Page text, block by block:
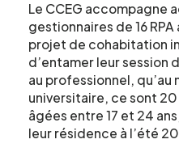
Le CCEG accompagne
gestionnaires de 16
projet de cohabitation
d’entamer leur session
au professionnel, qu’au
universitaire, ce sont
âgées entre 17 et 24
leur résidence à l’été
Courriel*
Telephone *